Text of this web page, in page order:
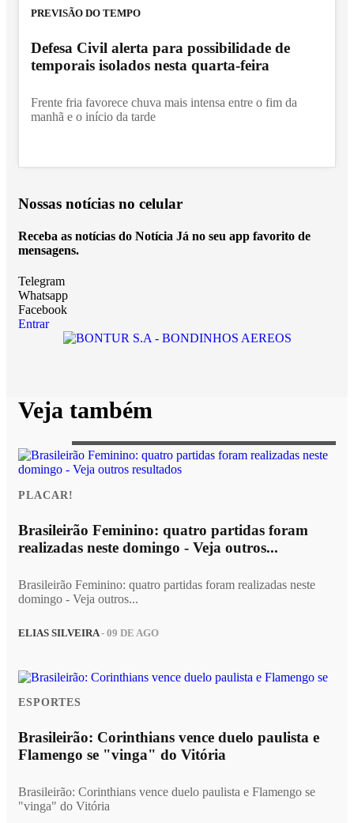
PREVISÃO DO TEMPO
Defesa Civil alerta para possibilidade de
temporais isolados nesta quarta-feira
Frente fria favorece chuva mais intensa entre o fim da
manhã e o início da tarde
Nossas notícias no celular
Receba as notícias do Notícia Já no seu app favorito de
mensagens.
Telegram
Whatsapp
Facebook
Entrar
Veja também
PLACAR!
Brasileirão Feminino: quatro partidas foram
realizadas neste domingo - Veja outros...
Brasileirão Feminino: quatro partidas foram realizadas neste
domingo - Veja outros...
ELIAS SILVEIRA- 09 DE AGO
ESPORTES
Brasileirão: Corinthians vence duelo paulista e
Flamengo se "vinga" do Vitória
Brasileirão: Corinthians vence duelo paulista e Flamengo se
"vinga" do Vitória